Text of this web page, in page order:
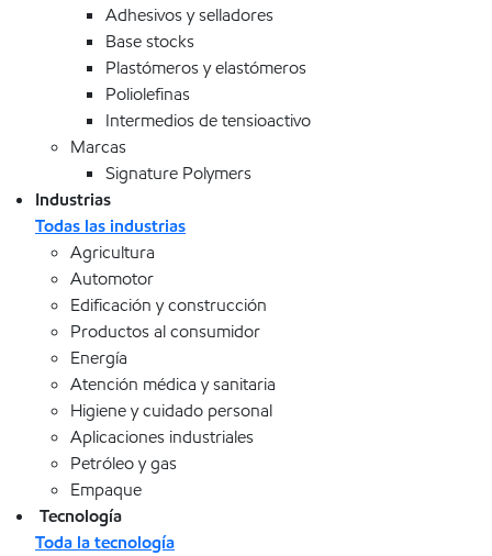
Adhesivos y selladores
Base stocks
Plastómeros y elastómeros
Poliolefinas
Intermedios de tensioactivo
Marcas
Signature Polymers
Industrias
Todas las industrias
Agricultura
Automotor
Edificación y construcción
Productos al consumidor
Energía
Atención médica y sanitaria
Higiene y cuidado personal
Aplicaciones industriales
Petróleo y gas
Empaque
Tecnología
Toda la tecnología